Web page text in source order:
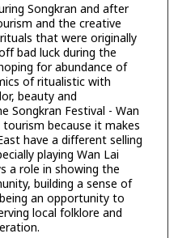
Songkran and after
and the creative
that were originally
bad luck during the
for abundance of
of ritualistic with
beauty and
Songkran Festival - Wan
because it makes
have a different selling
playing Wan Lai
a role in showing the
building a sense of
an opportunity to
local folklore and